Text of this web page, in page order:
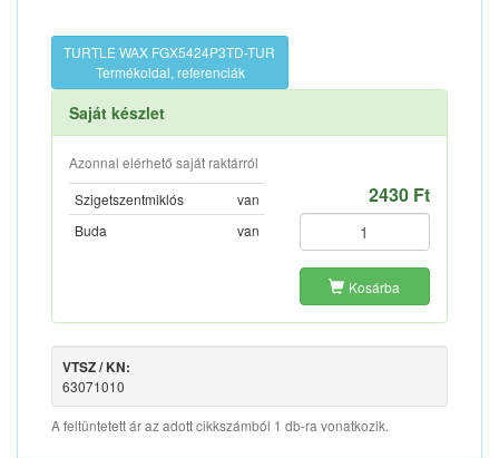
TURTLE WAX FGX5424P3TD-TUR
Termékoldal, referenciák
Saját készlet
Azonnal elérhető saját raktárról
Szigetszentmiklós
van
Buda
van
2430 Ft
Kosárba
VTSZ / KN:
63071010
A feltüntetett ár az adott cikkszámból 1 db-ra vonatkozik.